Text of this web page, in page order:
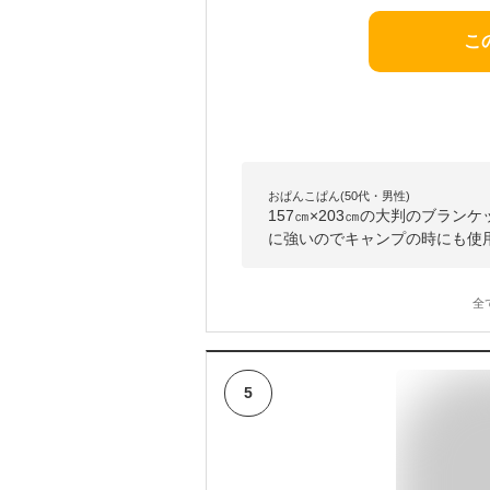
こ
おぱんこぱん(50代・男性)
157㎝×203㎝の大判のブランケ
に強いのでキャンプの時にも使
全
5